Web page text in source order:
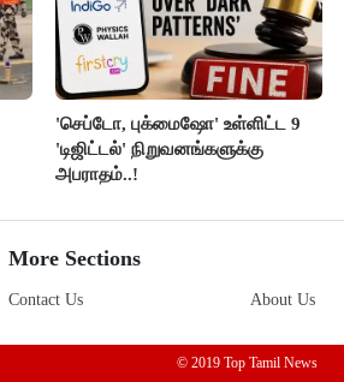
'செப்டோ, புக்மைஷோ' உள்ளிட்ட 9
'டிஜிட்டல்' நிறுவனங்களுக்கு
அபராதம்..!
More Sections
Contact Us About Us
© 2019 Top Tamil News